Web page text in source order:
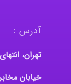
آدرس :
تهران،
خیابان